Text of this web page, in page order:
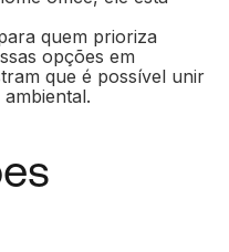
quem prioriza
opções em
que é possível unir